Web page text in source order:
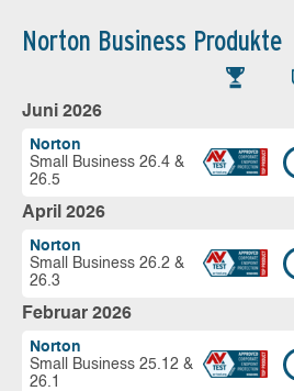
Norton Business Produkte
Juni 2026
Norton
Small Business 26.4 &
26.5
April 2026
Norton
Small Business 26.2 &
26.3
Februar 2026
Norton
Small Business 25.12 &
26.1